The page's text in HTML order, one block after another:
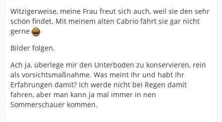
Witzigerweise, meine Frau freut sich auch, weil sie den sehr
schön findet. Mit meinem alten Cabrio fährt sie gar nicht
gerne
Bilder folgen.
Ach ja, überlege mir den Unterboden zu konservieren, rein
als vorsichtsmaßnahme. Was meint Ihr und habt Ihr
Erfahrungen damit? Ich werde nicht bei Regen damit
fahren, aber man kann ja mal immer in nen
Sommerschauer kommen.